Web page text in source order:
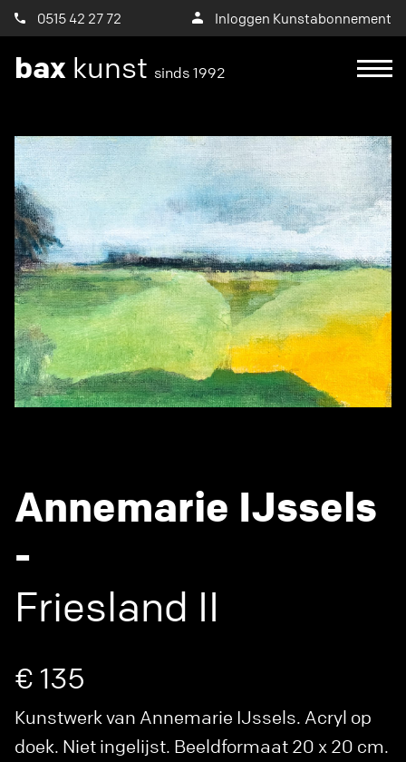
0515 42 27 72 Inloggen Kunstabonnement
bax kunst sinds 1992
Annemarie IJssels
-
Friesland II
€ 135
Kunstwerk van Annemarie IJssels. Acryl op
doek. Niet ingelijst. Beeldformaat 20 x 20 cm.